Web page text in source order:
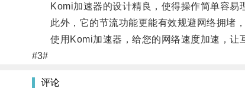
Komi加速器的设计精良，使得操作简单容易
此外，它的节流功能更能有效规避网络拥堵，
使用Komi加速器，给您的网络速度加速，让
#3#
评论